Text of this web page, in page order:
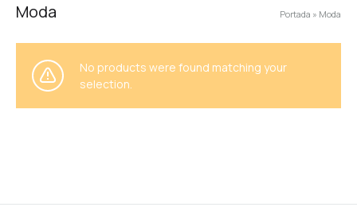
Moda Portada » Moda
No products were found matching your
selection.